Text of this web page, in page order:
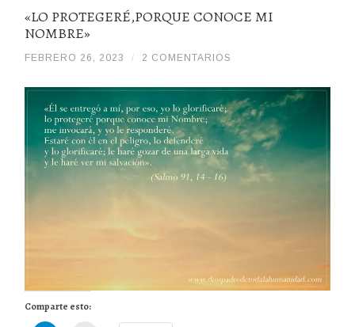
«LO PROTEGERÉ,PORQUE CONOCE MI
NOMBRE»
FEBRERO 26, 2023
// 2 COMENTARIOS
Comparte esto: